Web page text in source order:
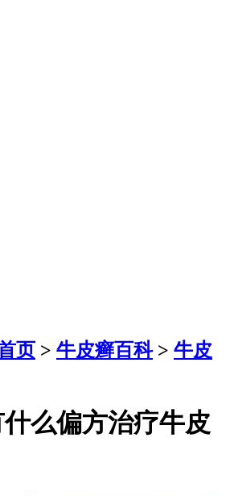
页 > 牛皮癣百科> 牛皮
么偏方治疗牛皮